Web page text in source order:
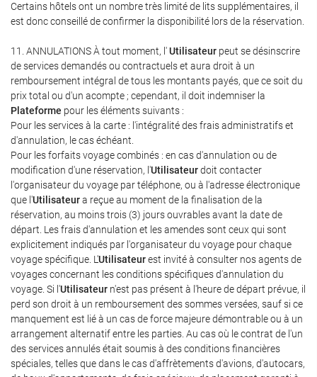
Certains hôtels ont un nombre très limité de lits supplémentaires, il
est donc conseillé de confirmer la disponibilité lors de la réservation.
11. ANNULATIONS À tout moment, l'Utilisateur peut se désinscrire
de services demandés ou contractuels et aura droit à un
remboursement intégral de tous les montants payés, que ce soit du
prix total ou d'un acompte ; cependant, il doit indemniser la
Plateforme pour les éléments suivants :
Pour les services à la carte : l'intégralité des frais administratifs et
d'annulation, le cas échéant.
Pour les forfaits voyage combinés : en cas d'annulation ou de
modification d'une réservation, l'Utilisateurdoit contacter
l'organisateur du voyage par téléphone, ou à l'adresse électronique
que l'Utilisateura reçue au moment de la finalisation de la
réservation, au moins trois (3) jours ouvrables avant la date de
départ. Les frais d'annulation et les amendes sont ceux qui sont
explicitement indiqués par l'organisateur du voyage pour chaque
voyage spécifique. L'Utilisateurest invité à consulter nos agents de
voyages concernant les conditions spécifiques d'annulation du
voyage. Si l'Utilisateur n'est pas présent à l'heure de départ prévue, il
perd son droit à un remboursement des sommes versées, sauf si ce
manquement est lié à un cas de force majeure démontrable ou à un
arrangement alternatif entre les parties. Au cas où le contrat de l'un
des services annulés était soumis à des conditions financières
spéciales, telles que dans le cas d'affrètements d'avions, d'autocars,